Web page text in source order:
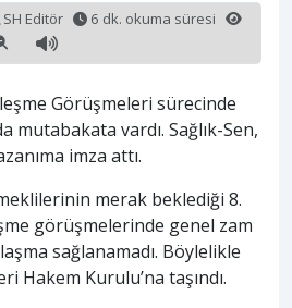
SH Editör
6 dk. okuma süresi
Görüşmeleri sürecinde
mutabakata vardı. Sağlık-Sen,
imza attı.
merak beklediği 8.
görüşmelerinde genel zam
sağlanamadı. Böylelikle
Hakem Kurulu’na taşındı.